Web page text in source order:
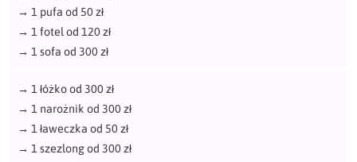
→ 1 pufa od 50 zł
→ 1 fotel od 120 zł
→ 1 sofa od 300 zł
→ 1 łóżko od 300 zł
→ 1 narożnik od 300 zł
→ 1 ławeczka od 50 zł
→ 1 szezlong od 300 zł